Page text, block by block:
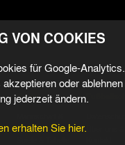
Profis
Trainer
VON COOKIES
für Google-Analytics.
oder ablehnen
jederzeit ändern.
erhalten Sie hier.